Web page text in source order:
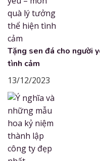
Tặng sen đá cho người
tình cảm
13/12/2023